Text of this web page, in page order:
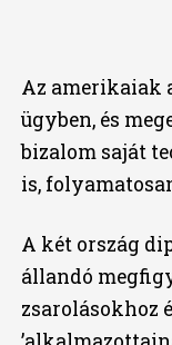
Az amerikaiak
ügyben, és
bizalom saját
is,
A két ország
állandó
zsarolásokhoz